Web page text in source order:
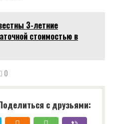
3-летние
стоимостью в
0
с друзьями: